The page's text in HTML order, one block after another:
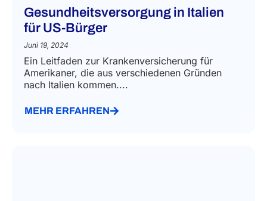
Gesundheitsversorgung in Italien
für US-Bürger
Juni 19, 2024
Ein Leitfaden zur Krankenversicherung für
Amerikaner, die aus verschiedenen Gründen
nach Italien kommen....
MEHR ERFAHREN